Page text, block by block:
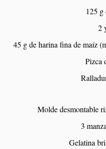
125 g
2
45 g de harina fina de maíz
Pizca
Molde desmontable
3
Gelatina